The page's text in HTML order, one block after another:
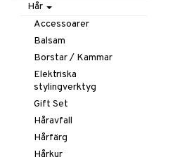
Hår
Accessoarer
Balsam
Borstar / Kammar
Elektriska
stylingverktyg
Gift Set
Håravfall
Hårfärg
Hårkur